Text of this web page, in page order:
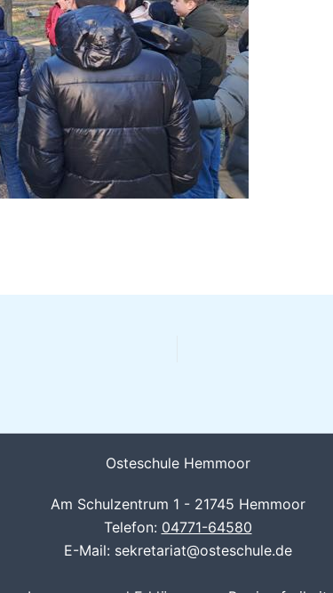
Osteschule Hemmoor
Am Schulzentrum 1 - 21745 Hemmoor
Telefon: 04771-64580
E-Mail: sekretariat@osteschule.de